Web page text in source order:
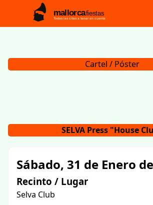
mallorcafiestas
Todas las citas a tener en cuenta
Cartel / Póster
SELVA Press "House
Sábado, 31 de Enero
Recinto / Lugar
Selva Club